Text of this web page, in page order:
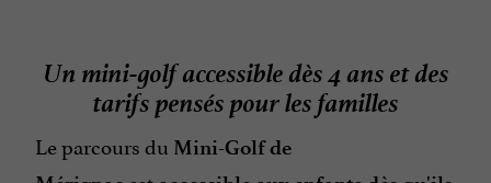
Un mini-golf accessible dès 4 ans et des
tarifs pensés pour les familles
Le parcours du Mini-Golf de